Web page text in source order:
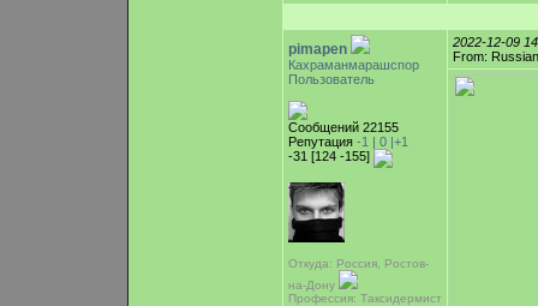
pimapen
Кахраманмарашспор
Пользователь
Сообщений 22155
Репутация -1 | 0 |+1
-31 [124 -155]
Откуда: Россия, Ростов-
на-Дону
Профессия: Таксидермист
2022-12-09
From: